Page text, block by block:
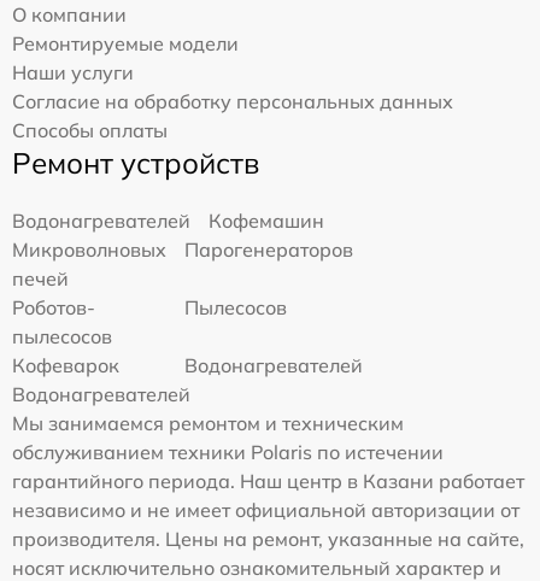
О компании
Ремонтируемые модели
Наши услуги
Согласие на обработку персональных данных
Способы оплаты
Ремонт устройств
Водонагревателей
Кофемашин
Микроволновых
печей
Парогенераторов
Роботов-
пылесосов
Пылесосов
Кофеварок
Водонагревателей
Водонагревателей
Мы занимаемся ремонтом и техническим
обслуживанием техники Polaris по истечении
гарантийного периода. Наш центр в Казани работает
независимо и не имеет официальной авторизации от
производителя. Цены на ремонт, указанные на сайте,
носят исключительно ознакомительный характер и